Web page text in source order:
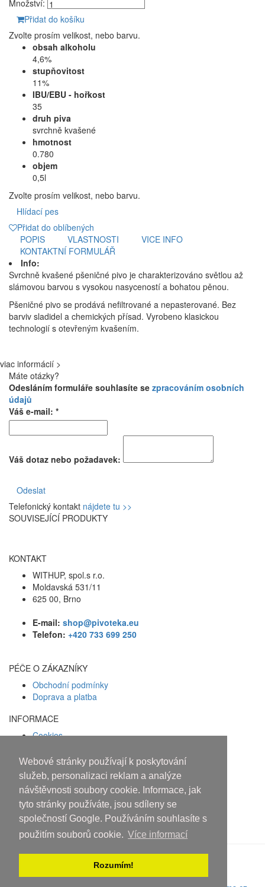
Webové stránky používají k poskytování
služeb, personalizaci reklam a analýze
návštěvnosti soubory cookie. Informace, jak
tyto stránky používáte, jsou sdíleny se
společností Google. Používáním souhlasíte s
použitím souborů cookie. Více informací
Rozumím!
Množství:
Přidat do košíku
Zvolte prosím velikost, nebo barvu.
obsah alkoholu
4,6%
stupňovitost
11%
IBU/EBU - hořkost
35
druh piva
svrchně kvašené
hmotnost
0.780
objem
0,5l
Zvolte prosím velikost, nebo barvu.
Hlídací pes
Přidat do oblíbených
POPIS
VLASTNOSTI
VICE INFO
KONTAKTNÍ FORMULÁŘ
Info:
Svrchně kvašené pšeničné pivo je charakterizováno světlou až
slámovou barvou s vysokou nasyceností a bohatou pěnou.
Pšeničné pivo se prodává nefiltrované a nepasterované. Bez
barviv sladidel a chemických přísad. Vyrobeno klasickou
technologií s otevřeným kvašením.
viac informácií >
Máte otázky?
Odesláním formuláře souhlasíte se zpracováním osobních
údajů
Váš e-mail: *
Váš dotaz nebo požadavek:
Odeslat
Telefonický kontakt nájdete tu >>
SOUVISEJÍCÍ PRODUKTY
KONTAKT
WITHUP, spol.s r.o.
Moldavská 531/11
625 00, Brno
E-mail: shop@pivoteka.eu
Telefon: +420 733 699 250
PÉČE O ZÁKAZNÍKY
Obchodní podmínky
Doprava a platba
INFORMACE
Cookies
Facebook
Osobám mladším 18 let alkohol
neprodáváme!